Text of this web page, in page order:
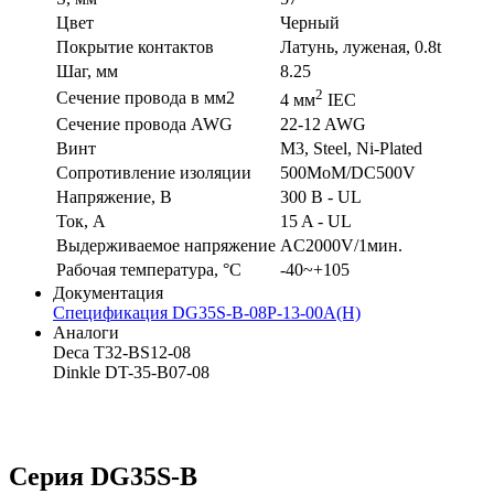
Цвет
Черный
Покрытие контактов
Латунь, луженая, 0.8t
Шаг, мм
8.25
Сечение провода в мм2
4 мм2 IEC
Сечение провода AWG
22-12 AWG
Винт
M3, Steel, Ni-Plated
Сопротивление изоляции
500MoM/DC500V
Напряжение, В
300 В - UL
Ток, А
15 A - UL
Выдерживаемое напряжение AC2000V/1мин.
Рабочая температура, °C
-40~+105
Документация
Спецификация DG35S-B-08P-13-00A(H)
Аналоги
Deca T32-BS12-08
Dinkle DT-35-B07-08
Серия DG35S-B